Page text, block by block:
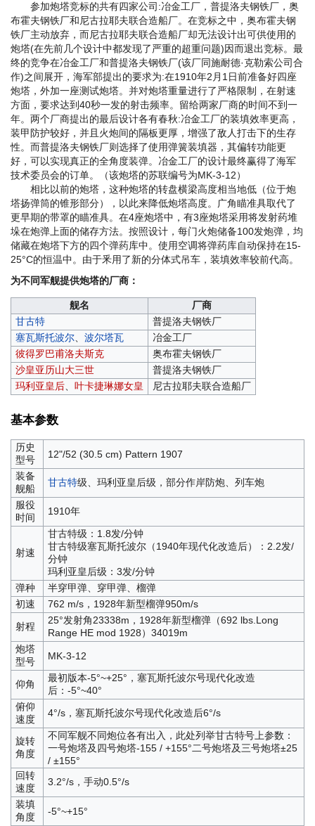
参加炮塔竞标的共有四家公司:冶金工厂，普提洛夫钢铁厂，奥
布霍夫钢铁厂和尼古拉耶夫联合造船厂。在竞标之中，奥布霍夫钢
铁厂主动放弃，而尼古拉耶夫联合造船厂却无法设计出可供使用的
炮塔(在先前几个设计中都发现了严重的超重问题)因而退出竞标。最
终的竞争在冶金工厂和普提洛夫钢铁厂(该厂同施耐德·克勒索公司合
作)之间展开，海军部提出的要求为:在1910年2月1日前准备好四座
炮塔，外加一座测试炮塔。并对炮塔重量进行了严格限制，在射速
方面，要求达到40秒一发的射击频率。留给两家厂商的时间不到一
年。两个厂商提出的最后设计各有春秋:冶金工厂的装填效率更高，
装甲防护较好，并且火炮间的隔板更厚，增强了敌人打击下的生存
性。而普提洛夫钢铁厂则选择了使用弹簧装填器，其偏转功能更
好，可以实现真正的全角度装弹。冶金工厂的设计最终赢得了海军
技术委员会的订单。（该炮塔的苏联编号为MK-3-12）
相比以前的炮塔，这种炮塔的转盘横梁高度相当地低（位于炮
塔扬弹筒的锥形部分），以此来降低炮塔高度。广角瞄准具取代了
更早期的带罩的瞄准具。在4座炮塔中，有3座炮塔采用将发射药堆
垛在炮弹上面的储存方法。按照设计，每门火炮储备100发炮弹，均
储藏在炮塔下方的四个弹药库中。使用空调将弹药库自动保持在15-
25°C的恒温中。由于釆用了新的分体式吊车，装填效率较前代高。
为不同军舰提供炮塔的厂商：
舰名
厂商
甘古特
普提洛夫钢铁厂
塞瓦斯托波尔、 波尔塔瓦
冶金工厂
彼得罗巴甫洛夫斯克
奥布霍夫钢铁厂
沙皇亚历山大三世
普提洛夫钢铁厂
玛利亚皇后、 叶卡捷琳娜女皇 尼古拉耶夫联合造船厂
基本参数
历史
型号
12"/52 (30.5 cm) Pattern 1907
装备
舰船
甘古特级、玛利亚皇后级，部分作岸防炮、列车炮
服役
时间
1910年
射速
甘古特级：1.8发/分钟
甘古特级塞瓦斯托波尔（1940年现代化改造后）：2.2发/
分钟
玛利亚皇后级：3发/分钟
弹种
半穿甲弹、穿甲弹、榴弹
初速
762 m/s，1928年新型榴弹950m/s
射程
25°发射角23338m，1928年新型榴弹（692 lbs.Long
Range HE mod 1928）34019m
炮塔
型号
MK-3-12
仰角
最初版本-5°~+25°，塞瓦斯托波尔号现代化改造
后：-5°~40°
俯仰
速度
4°/s，塞瓦斯托波尔号现代化改造后6°/s
旋转
角度
不同军舰不同炮位各有出入，此处列举甘古特号上参数：
一号炮塔及四号炮塔-155 / +155°二号炮塔及三号炮塔±25
/ ±155°
回转
速度
3.2°/s，手动0.5°/s
装填
角度
-5°~+15°